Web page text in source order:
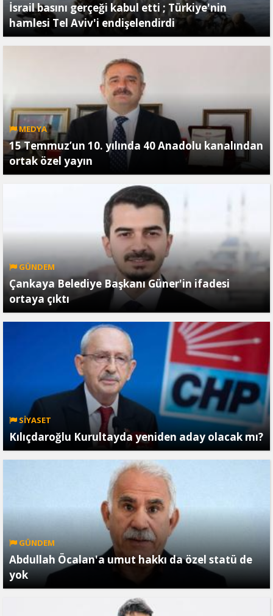
İsrail basını gerçeği kabul etti ; Türkiye'nin
hamlesi Tel Aviv'i endişelendirdi
MEDYA
15 Temmuz’un 10. yılında 40 Anadolu kanalından
ortak özel yayın
GÜNDEM
Çankaya Belediye Başkanı Güner'in ifadesi
ortaya çıktı
SİYASET
Kılıçdaroğlu Kurultayda yeniden aday olacak mı?
GÜNDEM
Abdullah Öcalan'a umut hakkı da özel statü de
yok